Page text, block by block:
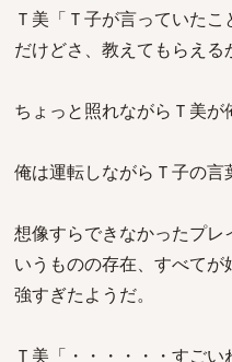
Ｔ美「Ｔ子が言っていた
だけどさ、教えてもらえる
ちょっと照れながらＴ美が
俺は運転しながらＴ子の言
想像すらできなかったプレ
いうものの存在、すべて
強すぎたようだ。
Ｔ美「・・・・・・すごい